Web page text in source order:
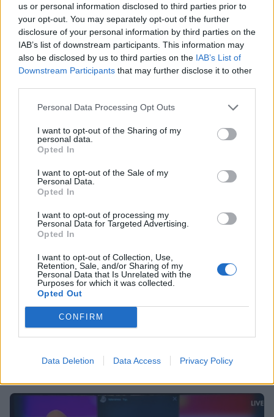
us or personal information disclosed to third parties prior to
your opt-out. You may separately opt-out of the further
disclosure of your personal information by third parties on the
IAB’s list of downstream participants. This information may
also be disclosed by us to third parties on the IAB’s List of
Downstream Participants that may further disclose it to other
Personal Data Processing Opt Outs
I want to opt-out of the Sharing of my
personal data.
Opted In
I want to opt-out of the Sale of my
Personal Data.
Opted In
I want to opt-out of processing my
Personal Data for Targeted Advertising.
Opted In
I want to opt-out of Collection, Use,
Retention, Sale, and/or Sharing of my
Personal Data that Is Unrelated with the
Purposes for which it was collected.
Opted Out
CONFIRM
Data Deletion Data Access Privacy Policy
Power of Love: Ο Γιάννης παραδέχτηκε ότι
ήταν ζευγάρι με την Αργυρώ πριν το
παιχνίδι! Οι αντιδράσεις
Power of Love: Ο Γιάννης Κοπιδάκης
ξέσπασε σε δάκρυα κάνοντας ερωτική
εξομολόγηση στην Αργυρώ
@15-01-2019